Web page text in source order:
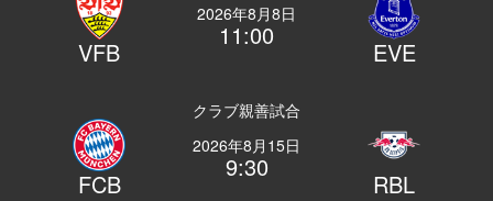
VFB
2026年8月8日
11:00
EVE
クラブ親善試合
FCB
2026年8月15日
9:30
RBL